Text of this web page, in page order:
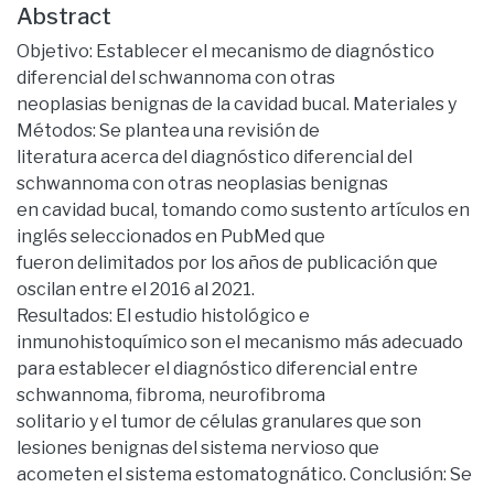
Abstract
Objetivo: Establecer el mecanismo de diagnóstico
diferencial del schwannoma con otras
neoplasias benignas de la cavidad bucal. Materiales y
Métodos: Se plantea una revisión de
literatura acerca del diagnóstico diferencial del
schwannoma con otras neoplasias benignas
en cavidad bucal, tomando como sustento artículos en
inglés seleccionados en PubMed que
fueron delimitados por los años de publicación que
oscilan entre el 2016 al 2021.
Resultados: El estudio histológico e
inmunohistoquímico son el mecanismo más adecuado
para establecer el diagnóstico diferencial entre
schwannoma, fibroma, neurofibroma
solitario y el tumor de células granulares que son
lesiones benignas del sistema nervioso que
acometen el sistema estomatognático. Conclusión: Se